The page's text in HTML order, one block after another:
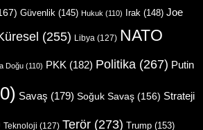
Güvenlik (145) Hukuk (110) Irak (148) Joe
(255) Libya (127) NATO
Doğu (110) PKK (182) Politika (267) Putin
Savaş (179) Soğuk Savaş (156) Strateji
Teknoloji (127) Terör (273) Trump (153)